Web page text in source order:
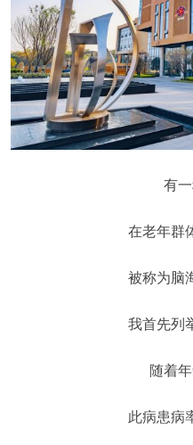
有
在老年群
被称为脑
我首先列
随着
此病患病